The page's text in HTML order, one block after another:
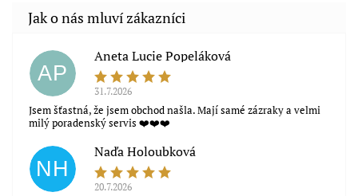
AP
Aneta Lucie Popeláková
31.7.2026
Jsem šťastná, že jsem obchod našla. Mají samé zázraky a velmi
milý poradenský servis ❤️❤️❤️
NH
Naďa Holoubková
20.7.2026